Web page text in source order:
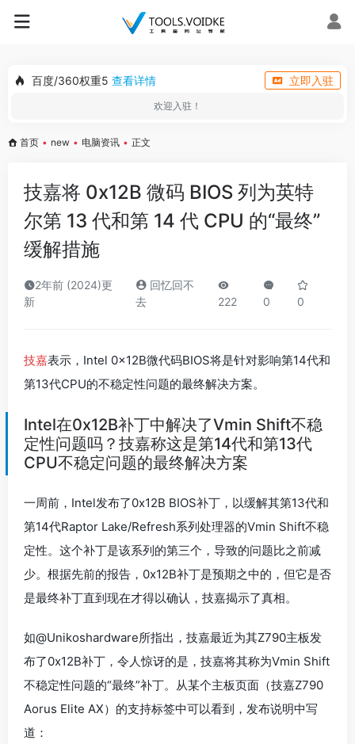
百度/360权重5 查看详情 立即入驻
欢迎入驻！
首页 • new • 电脑资讯 • 正文
技嘉将 0x12B 微码 BIOS 列为英特
尔第 13 代和第 14 代 CPU 的“最终”
缓解措施
2年前 (2024)更
新
回忆回不
去
222 0 0
技嘉表示，Intel 0x12B微代码BIOS将是针对影响第14代和
第13代CPU的不稳定性问题的最终解决方案。
Intel在0x12B补丁中解决了Vmin Shift不稳
定性问题吗？技嘉称这是第14代和第13代
CPU不稳定问题的最终解决方案
一周前，Intel发布了0x12B BIOS补丁，以缓解其第13代和
第14代Raptor Lake/Refresh系列处理器的Vmin Shift不稳
定性。这个补丁是该系列的第三个，导致的问题比之前减
少。根据先前的报告，0x12B补丁是预期之中的，但它是否
是最终补丁直到现在才得以确认，技嘉揭示了真相。
如@Unikoshardware所指出，技嘉最近为其Z790主板发
布了0x12B补丁，令人惊讶的是，技嘉将其称为Vmin Shift
不稳定性问题的“最终”补丁。从某个主板页面（技嘉Z790
Aorus Elite AX）的支持标签中可以看到，发布说明中写
道：